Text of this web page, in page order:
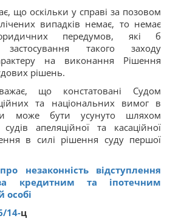
що оскільки у справі за позовом
випадків немає, то немає
передумов, які б
такого заходу
на виконання Рішення
рішень.
що констатовані Судом
та національних вимог в
може бути усунуто шляхом
апеляційної та касаційної
в силі рішення суду першої
незаконність відступлення
кредитним та іпотечним
особі
14-ц